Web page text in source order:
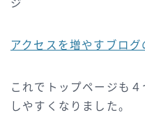
ジ
アクセスを増やすブログ
これでトップページも
しやすくなりました。